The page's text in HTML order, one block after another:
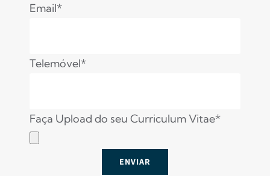
Email*
Telemóvel*
Faça Upload do seu Curriculum Vitae*